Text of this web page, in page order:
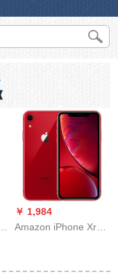
￥ 1,984
Amazon iPhone Xr